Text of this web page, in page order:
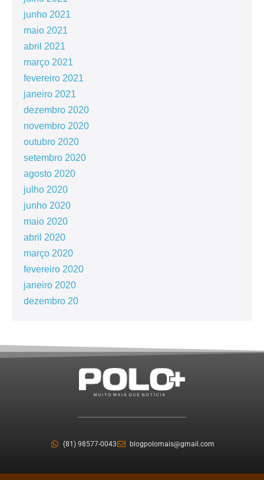
junho 2021
maio 2021
abril 2021
março 2021
fevereiro 2021
janeiro 2021
dezembro 2020
novembro 2020
outubro 2020
setembro 2020
agosto 2020
julho 2020
junho 2020
maio 2020
abril 2020
março 2020
fevereiro 2020
janeiro 2020
dezembro 20
(81) 98577-0043 blogpolomais@gmail.com